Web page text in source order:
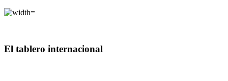
El tablero internacional